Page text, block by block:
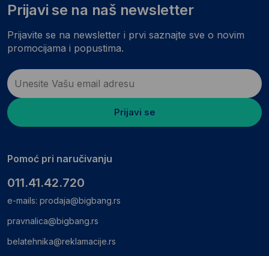
Prijavi se na naš newsletter
Prijavite se na newsletter i prvi saznajte sve o novim
promocijama i popustima.
Prijavi se
Pomoć pri naručivanju
011.41.42.720
e-mails: prodaja@bigbang.rs
pravnalica@bigbang.rs
belatehnika@reklamacije.rs